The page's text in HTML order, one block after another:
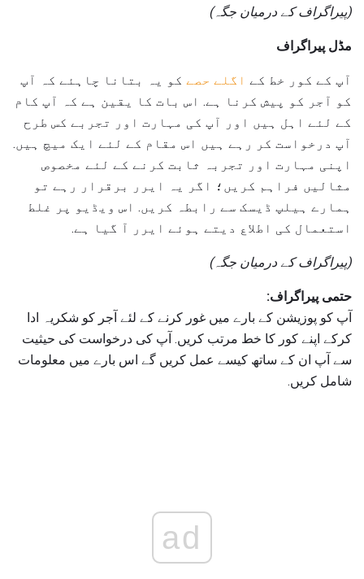
(پیراگراف کے درمیان جگہ)
مڈل پیراگراف
آپ کے کور خط کے اگلے حصے کو یہ بتانا چاہئے کہ آپ
کو آجر کو پیش کرنا ہے. اس بات کا یقین ہے کہ آپ کام
کے لئے اہل ہیں اور آپ کی مہارت اور تجربے کس طرح
آپ درخواست کر رہے ہیں اس مقام کے لئے ایک میچ ہیں.
اپنی مہارت اور تجربہ ثابت کرنے کے لئے مخصوص
مثالیں فراہم کریں؛ اگر یہ ایرر برقرار رہے تو
ہمارے ہیلپ ڈیسک سے رابطہ کریں. اس ویڈیو پر غلط
استعمال کی اطلاع دیتے ہوئے ایرر آ گیا ہے.
(پیراگراف کے درمیان جگہ)
حتمی پیراگراف:
آپ کو پوزیشن کے بارے میں غور کرنے کے لئے آجر کو شکریہ ادا
کرکے اپنے کور کا خط مرتب کریں. آپ کی درخواست کی حیثیت
سے آپ ان کے ساتھ کیسے عمل کریں گے اس بارے میں معلومات
شامل کریں.
ad